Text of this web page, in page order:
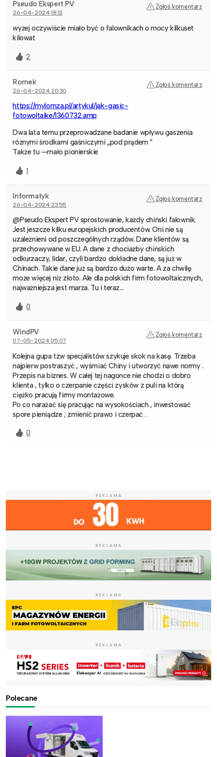
Pseudo Ekspert PV
26-04-2024 18:13
Zgłoś komentarz
wyżej oczywiście miało być o falownikach o mocy kilkuset
kilowat
2
Romek
26-04-2024 20:30
Zgłoś komentarz
https://mylomza.pl/artykul/jak-gasic-
fotowoltaike/1360732.amp
Dwa lata temu przeprowadzane badanie wpływu gaszenia
różnymi środkami gaśniczymi „pod prądem ”
Także tu —mało pionierskie
1
Informatyk
26-04-2024 23:55
Zgłoś komentarz
@Pseudo Ekspert PV sprostowanie, każdy chiński falownik.
Jest jeszcze kilku europejskich producentów. Oni nie są
uzależnieni od poszczególnych rządów. Dane klientów są
przechowywane w EU. A dane z chociażby chińskich
odkurzaczy, lidar, czyli bardzo dokładne dane, są już w
Chinach. Takie dane już są bardzo dużo warte. A za chwilę
może więcej niż złoto. Ale dla polskich firm fotowoltaicznych,
najważniejsza jest marża. Tu i teraz…
0
WindPV
07-05-2024 05:07
Zgłoś komentarz
Kolejna gupa tzw specjalistów szykuje skok na kasę. Trzeba
najpierw postraszyć , wyśmiać Chiny i utworzyć nawe normy .
Przepis na biznes. W całej tej nagonce nie chodzi o dobro
klienta , tylko o czerpanie części zysków z puli na którą
ciężko pracują firmy montażowe.
Po co narażać się pracując na wysokościach , inwestować
spore pieniądze ; zmienić prawo i czerpać .
0
REKLAMA
REKLAMA
REKLAMA
REKLAMA
Polecane